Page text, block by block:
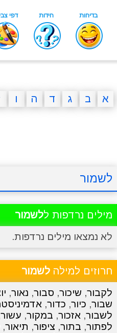
א ב ג ד ה ו
לשמור
מילים נרדפות ללשמור
לא נמצאו מילים נרדפות.
חרוזים למילה לשמור
לקבור, שיכור, סבור, נאור,
שבור, כיור, כדור,
לשבור, אזכור, במקור, עשור
לפתור, בתור, ציפור, תיאור,